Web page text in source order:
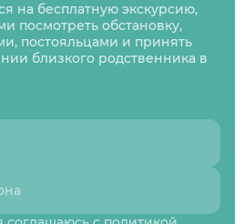
на бесплатную экскурсию,
посмотреть обстановку,
постояльцами и принять
близкого родственника в